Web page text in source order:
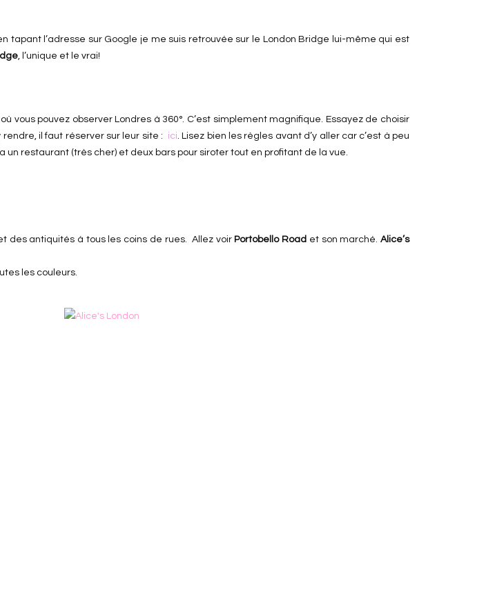
tapant l’adresse sur Google je me suis retrouvée sur le London Bridge lui-même qui est
, l’unique et le vrai!
vous pouvez observer Londres à 360°. C’est simplement magnifique. Essayez de choisir
rendre, il faut réserver sur leur site :
ici . Lisez bien les règles avant d’y aller car c’est à peu
un restaurant (très cher) et deux bars pour siroter tout en profitant de la vue.
des antiquités à tous les coins de rues. Allez voir Portobello Road et son marché.Alice’s
les couleurs.